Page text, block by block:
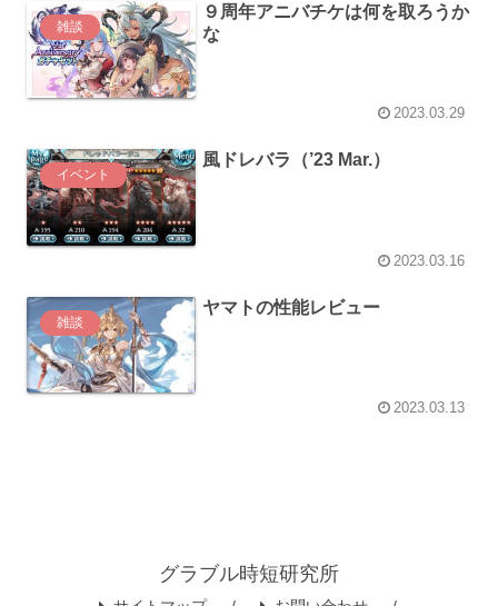
雑談
９周年アニバチケは何を取ろうか
な
2023.03.29
イベント
風ドレバラ（’23 Mar.）
2023.03.16
雑談
ヤマトの性能レビュー
2023.03.13
グラブル時短研究所